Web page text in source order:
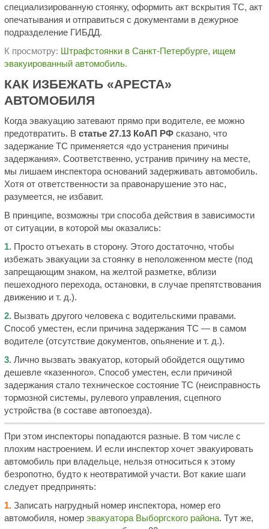
специализированную стоянку, оформить акт вскрытия ТС, акт
опечатывания и отправиться с документами в дежурное
подразделение ГИБДД.
К просмотру: Штрафстоянки в Санкт-Петербурге, ищем
эвакуированный автомобиль.
КАК ИЗБЕЖАТЬ «АРЕСТА»
АВТОМОБИЛЯ
Когда эвакуацию затевают прямо при водителе, ее можно
предотвратить. В статье 27.13 КоАП РФсказано, что
задержание ТС применяется «до устранения причины
задержания». Соответственно, устранив причину на месте,
мы лишаем инспектора оснований задерживать автомобиль.
Хотя от ответственности за правонарушение это нас,
разумеется, не избавит.
В принципе, возможны три способа действия в зависимости
от ситуации, в которой мы оказались:
1.Просто отъехать в сторону. Этого достаточно, чтобы
избежать эвакуации за стоянку в неположенном месте (под
запрещающим знаком, на желтой разметке, вблизи
пешеходного перехода, остановки, в случае препятствования
движению и т. д.).
2.Вызвать другого человека с водительскими правами.
Способ уместен, если причина задержания ТС — в самом
водителе (отсутствие документов, опьянение и т. д.).
3.Лично вызвать эвакуатор, который обойдется ощутимо
дешевле «казенного». Способ уместен, если причиной
задержания стало техническое состояние ТС (неисправность
тормозной системы, рулевого управления, сцепного
устройства (в составе автопоезда).
При этом инспекторы попадаются разные. В том числе с
плохим настроением. И если инспектор хочет эвакуировать
автомобиль при владельце, нельзя относиться к этому
безропотно, будто к неотвратимой участи. Вот какие шаги
следует предпринять:
1.Записать нагрудный номер инспектора, номер его
автомобиля, номер эвакуатора Выборгского района. Тут же,